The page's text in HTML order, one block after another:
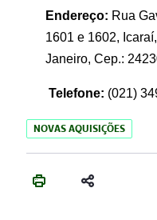
Endereço: Rua
1601 e 1602,
Janeiro, Cep.:
Telefone: (021)
NOVAS AQUISIÇÕES